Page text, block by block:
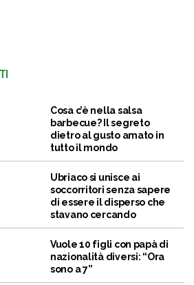
Cosa c’è nella salsa
barbecue? Il segreto
dietro al gusto amato in
tutto il mondo
Ubriaco si unisce ai
soccorritori senza sapere
di essere il disperso che
stavano cercando
Vuole 10 figli con papà di
nazionalità diversi: “Ora
sono a 7”